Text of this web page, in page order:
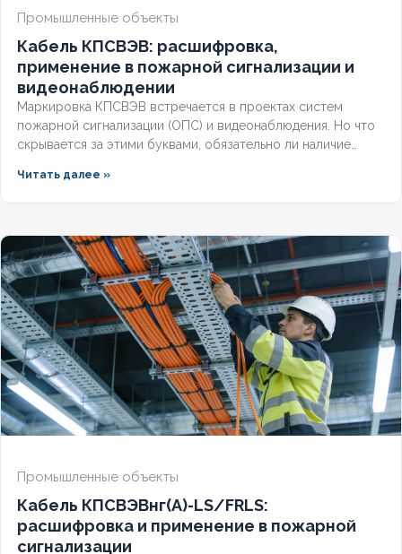
Промышленные объекты
Кабель КПСВЭВ: расшифровка,
применение в пожарной сигнализации и
видеонаблюдении
Маркировка КПСВЭВ встречается в проектах систем
пожарной сигнализации (ОПС) и видеонаблюдения. Но что
скрывается за этими буквами, обязательно ли наличие
требованиям СП и ГОСТ? Разберём полную расшифровку,
Читать далее »
Промышленные объекты
Кабель КПСВЭВнг(А)-LS/FRLS:
расшифровка и применение в пожарной
сигнализации